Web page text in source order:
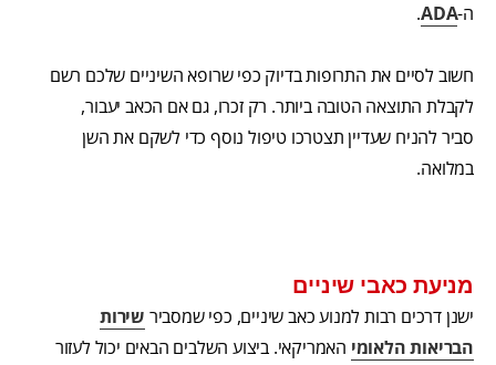
ה-ADA
.
חשוב לסיים את התרופות בדיוק כפי שרופא השיניים שלכם רשם
לקבלת התוצאה הטובה ביותר. רק זכרו, גם אם הכאב יעבור,
סביר להניח שעדיין תצטרכו טיפול נוסף כדי לשקם את השן
במלואה.
מניעת כאבי שיניים
ישנן דרכים רבות למנוע כאב שיניים, כפי שמסביר שירות
הבריאות הלאומי האמריקאי. ביצוע השלבים הבאים יכול לעזור